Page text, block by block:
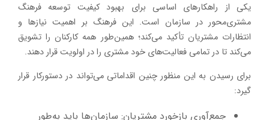
یکی از راهکارهای اساسی برای بهبود کیفیت توسعه فرهنگ
مشتری‌محور در سازمان است. این فرهنگ بر اهمیت نیازها و
انتظارات مشتریان تأکید می‌کند؛ همین‌طور همه کارکنان را تشویق
می‌کند تا در تمامی فعالیت‌های خود مشتری را در اولویت قرار دهند.
برای رسیدن به این منظور چنین اقداماتی می‌تواند در دستورکار قرار
گیرد:
جمع‌آوری بازخورد مشتریان: سازمان‌ها باید به‌طور